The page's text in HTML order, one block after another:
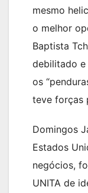
mesmo
o melhor
Baptista
debilitado e
os
teve forças
Domingos
Estados
negócios,
UNITA de